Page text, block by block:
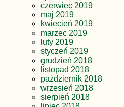
czerwiec 2019
maj 2019
kwiecień 2019
marzec 2019
luty 2019
styczeń 2019
grudzień 2018
listopad 2018
październik 2018
wrzesień 2018
sierpień 2018